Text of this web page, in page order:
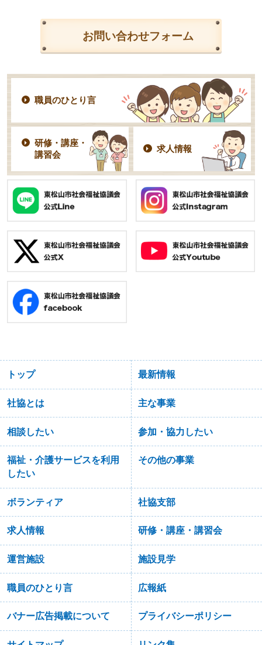
お問い合わせフォーム
職員のひとり言
研修・講座・
講習会
求人情報
トップ 最新情報
社協とは 主な事業
相談したい 参加・協力したい
福祉・介護サービスを利用
したい
その他の事業
ボランティア 社協支部
求人情報 研修・講座・講習会
運営施設 施設見学
職員のひとり言 広報紙
バナー広告掲載について プライバシーポリシー